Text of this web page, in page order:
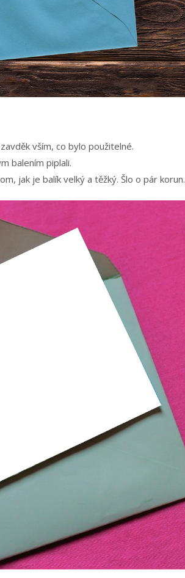
vším, co bylo použitelné.
balením piplali.
jak je balík velký a těžký. Šlo o pár korun.